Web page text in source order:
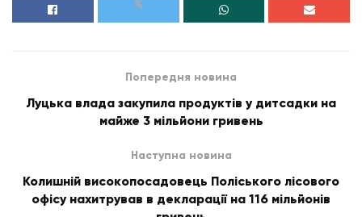
Попередня новина
Луцька влада закупила продуктів у дитсадки на
майже 3 мільйони гривень
Наступна новина
Колишній високопосадовець Поліського лісового
офісу нахитрував в декларації на 116 мільйонів